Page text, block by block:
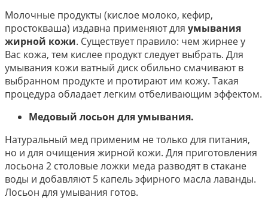
Молочные продукты (кислое молоко, кефир,
простокваша) издавна применяют для умывания
жирной кожи. Существует правило: чем жирнее у
Вас кожа, тем кислее продукт следует выбрать. Для
умывания кожи ватный диск обильно смачивают в
выбранном продукте и протирают им кожу. Такая
процедура обладает легким отбеливающим эффектом.
Медовый лосьон для умывания.
Натуральный мед применим не только для питания,
но и для очищения жирной кожи. Для приготовления
лосьона 2 столовые ложки меда разводят в стакане
воды и добавляют 5 капель эфирного масла лаванды.
Лосьон для умывания готов.